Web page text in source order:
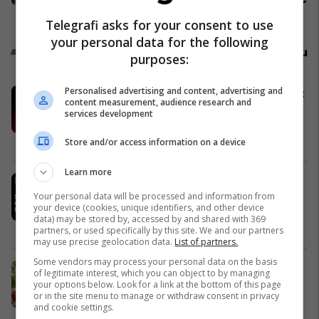
Promo Reklamo këtu
Konkurset e javës në Telegrafi Jobs:
Mundësi të reja për zhvillimin tuaj
Telegrafi Jobs
2026, mbështet filmin dhe
frymëzon gjeneratën e re të
krijuesve
IPKO
Pashtetat MEKA - zgjedhje praktike
për mëngjes, piknik dhe rrugë
MEKA HALAL FOOD
Telegrafi asks for your consent to use
your personal data for the following
purposes:
Personalised advertising and content, advertising and
content measurement, audience research and
services development
Store and/or access information on a device
Learn more
Your personal data will be processed and information from
your device (cookies, unique identifiers, and other device
data) may be stored by, accessed by and shared with 369
partners, or used specifically by this site. We and our partners
may use precise geolocation data. List of partners.
Some vendors may process your personal data on the basis
of legitimate interest, which you can object to by managing
your options below. Look for a link at the bottom of this page
or in the site menu to manage or withdraw consent in privacy
and cookie settings.